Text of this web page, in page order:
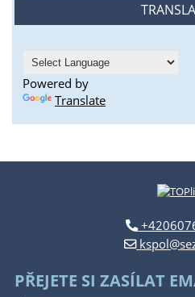
Powered by
Translate
PŘEJETE SI ZASÍLAT